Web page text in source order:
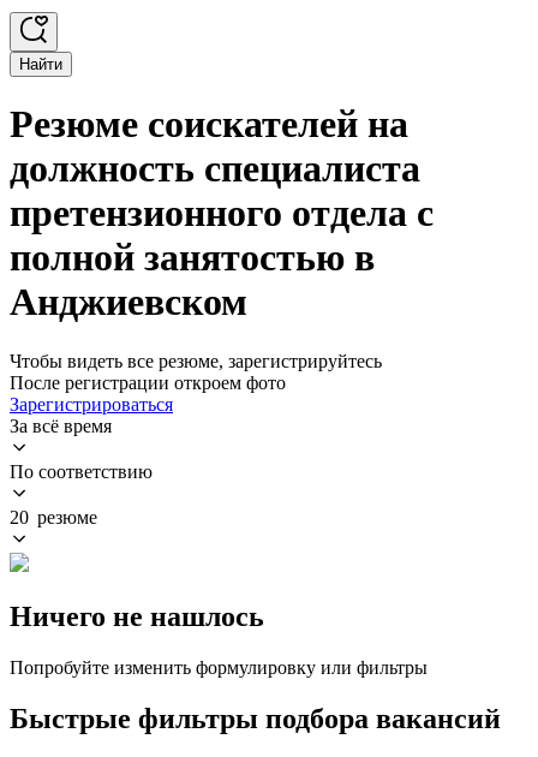
Найти
Резюме соискателей на
должность специалиста
претензионного отдела с
полной занятостью в
Анджиевском
Чтобы видеть все резюме, зарегистрируйтесь
После регистрации откроем фото
Зарегистрироваться
За всё время
По соответствию
20 резюме
Ничего не нашлось
Попробуйте изменить формулировку или фильтры
Быстрые фильтры подбора вакансий